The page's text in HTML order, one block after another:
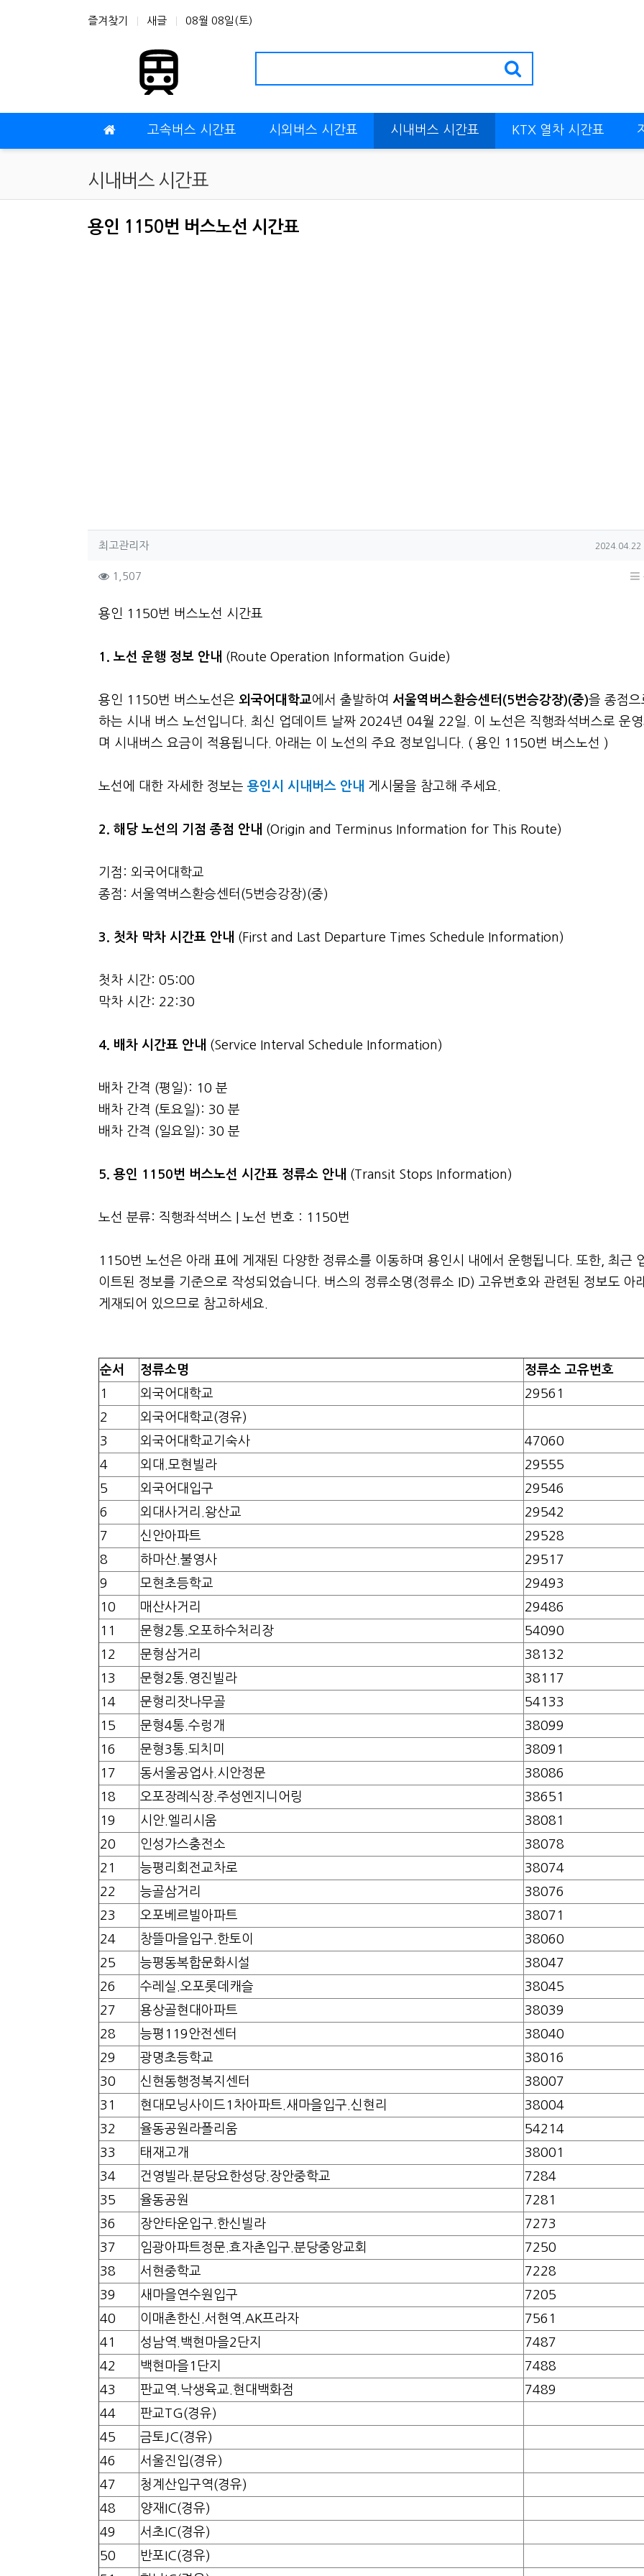
즐겨찾기 새글 08월 08일(토)
고속버스 시간표 시외버스 시간표 시내버스 시간표 KTX 열차 시간표
시내버스 시간표
용인 1150번 버스노선 시간표
작성자 정보
최고관리자작성 작성일
2024.04.22
컨텐츠 정보
1,507
본문
용인 1150번 버스노선 시간표
1. 노선 운행 정보 안내 (Route Operation Information Guide)
용인 1150번 버스노선은 외국어대학교에서 출발하여 서울역버스환승센터(5번승강장)(중)을 종점으
하는 시내 버스 노선입니다. 최신 업데이트 날짜 2024년 04월 22일. 이 노선은 직행좌석버스로 운영
며 시내버스 요금이 적용됩니다. 아래는 이 노선의 주요 정보입니다. ( 용인 1150번 버스노선 )
노선에 대한 자세한 정보는 용인시 시내버스 안내 게시물을 참고해 주세요.
2. 해당 노선의 기점 종점 안내 (Origin and Terminus Information for This Route)
기점: 외국어대학교
종점: 서울역버스환승센터(5번승강장)(중)
3. 첫차 막차 시간표 안내 (First and Last Departure Times Schedule Information)
첫차 시간: 05:00
막차 시간: 22:30
4. 배차 시간표 안내 (Service Interval Schedule Information)
배차 간격 (평일): 10 분
배차 간격 (토요일): 30 분
배차 간격 (일요일): 30 분
5. 용인 1150번 버스노선 시간표 정류소 안내 (Transit Stops Information)
노선 분류: 직행좌석버스 | 노선 번호 : 1150번
1150번 노선은 아래 표에 게재된 다양한 정류소를 이동하며 용인시 내에서 운행됩니다. 또한, 최근
이트된 정보를 기준으로 작성되었습니다. 버스의 정류소명(정류소 ID) 고유번호와 관련된 정보도 아
게재되어 있으므로 참고하세요.
순서 정류소명
정류소 고유번호
1
외국어대학교
29561
2
외국어대학교(경유)
3
외국어대학교기숙사
47060
4
외대.모현빌라
29555
5
외국어대입구
29546
6
외대사거리.왕산교
29542
7
신안아파트
29528
8
하마산.불영사
29517
9
모현초등학교
29493
10
매산사거리
29486
11
문형2통.오포하수처리장
54090
12
문형삼거리
38132
13
문형2통.영진빌라
38117
14
문형리잣나무골
54133
15
문형4통.수렁개
38099
16
문형3통.되치미
38091
17
동서울공업사.시안정문
38086
18
오포장례식장.주성엔지니어링
38651
19
시안.엘리시움
38081
20
인성가스충전소
38078
21
능평리회전교차로
38074
22
능골삼거리
38076
23
오포베르빌아파트
38071
24
창뜰마을입구.한토이
38060
25
능평동복합문화시설
38047
26
수레실.오포롯데캐슬
38045
27
용상골현대아파트
38039
28
능평119안전센터
38040
29
광명초등학교
38016
30
신현동행정복지센터
38007
31
현대모닝사이드1차아파트.새마을입구.신현리
38004
32
율동공원라폴리움
54214
33
태재고개
38001
34
건영빌라.분당요한성당.장안중학교
7284
35
율동공원
7281
36
장안타운입구.한신빌라
7273
37
임광아파트정문.효자촌입구.분당중앙교회
7250
38
서현중학교
7228
39
새마을연수원입구
7205
40
이매촌한신.서현역.AK프라자
7561
41
성남역.백현마을2단지
7487
42
백현마을1단지
7488
43
판교역.낙생육교.현대백화점
7489
44
판교TG(경유)
45
금토JC(경유)
46
서울진입(경유)
47
청계산입구역(경유)
48
양재IC(경유)
49
서초IC(경유)
50
반포IC(경유)